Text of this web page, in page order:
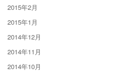
2015年2月
2015年1月
2014年12月
2014年11月
2014年10月